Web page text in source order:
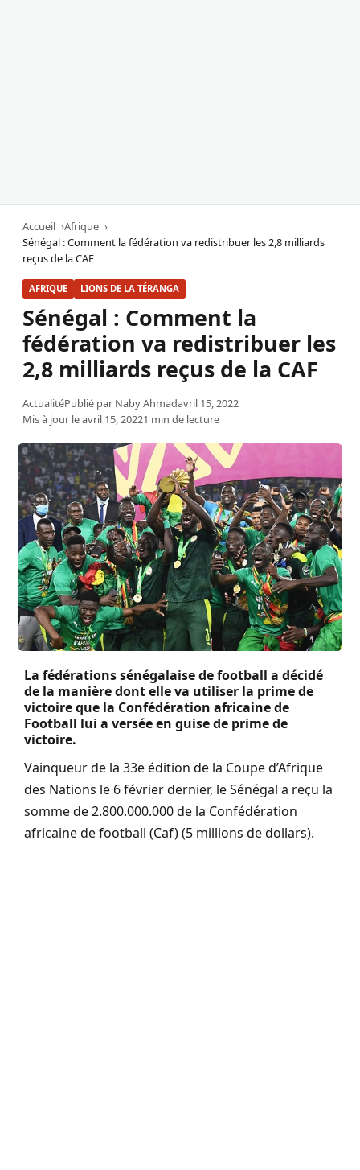
Accueil
Afrique
Sénégal : Comment la fédération va redistribuer les 2,8 milliards
reçus de la CAF
AFRIQUE LIONS DE LA TÉRANGA
Sénégal : Comment la
fédération va redistribuer les
2,8 milliards reçus de la CAF
ActualitéPublié par Naby Ahmadavril 15, 2022
Mis à jour le avril 15, 20221 min de lecture
La fédérations sénégalaise de football a décidé
de la manière dont elle va utiliser la prime de
victoire que la Confédération africaine de
Football lui a versée en guise de prime de
victoire.
Vainqueur de la 33e édition de la Coupe d’Afrique
des Nations le 6 février dernier, le Sénégal a reçu la
somme de 2.800.000.000 de la Confédération
africaine de football (Caf) (5 millions de dollars).